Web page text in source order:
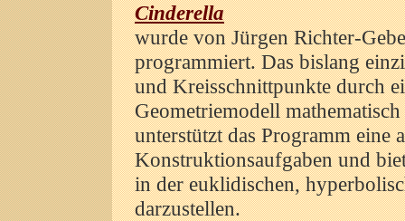
Cinderella
wurde von Jürgen Richter-
programmiert. Das bislang
und Kreisschnittpunkte durch
Geometriemodell
unterstützt das Programm eine
Konstruktionsaufgaben und
in der euklidischen,
darzustellen.